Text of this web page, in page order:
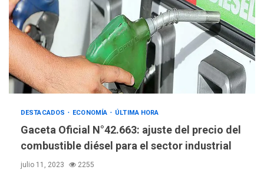
DESTACADOS ECONOMÍA ÚLTIMA HORA
Gaceta Oficial N°42.663: ajuste del precio del
combustible diésel para el sector industrial
julio 11, 2023 2255